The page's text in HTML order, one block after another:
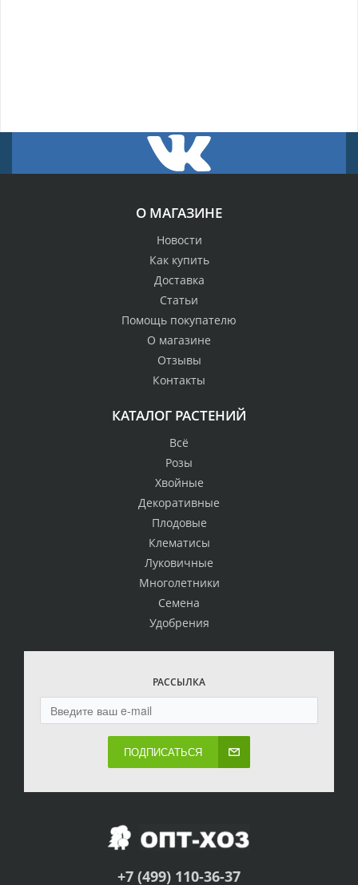
О МАГАЗИНЕ
Новости
Как купить
Доставка
Статьи
Помощь покупателю
О магазине
Отзывы
Контакты
КАТАЛОГ РАСТЕНИЙ
Всё
Розы
Хвойные
Декоративные
Плодовые
Клематисы
Луковичные
Многолетники
Семена
Удобрения
РАССЫЛКА
ПОДПИСАТЬСЯ
+7 (499) 110-36-37